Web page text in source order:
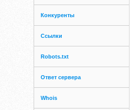
Конкуренты
Ссылки
Robots.txt
Ответ сервера
Whois